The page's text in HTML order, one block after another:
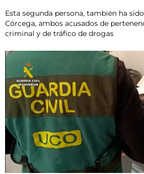
Esta segunda persona, también ha
Córcega, ambos acusados de
criminal y de tráfico de drogas